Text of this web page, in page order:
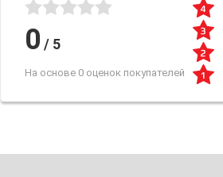
0 / 5
На основе 0 оценок покупателей